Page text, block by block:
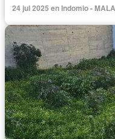
24 jul 2025 en Indomio -